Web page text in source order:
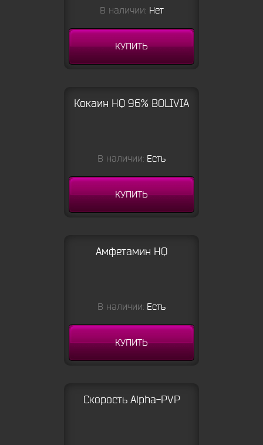
В наличии: Нет
КУПИТЬ
Кокаин HQ 96% BOLIVIA
В наличии: Есть
КУПИТЬ
Амфетамин HQ
В наличии: Есть
КУПИТЬ
Скорость Alpha-PVP